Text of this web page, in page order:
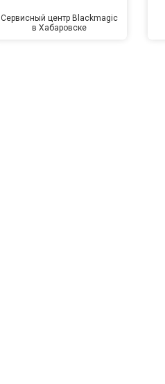
Сервисный центр Blackmagic
в Хабаровске